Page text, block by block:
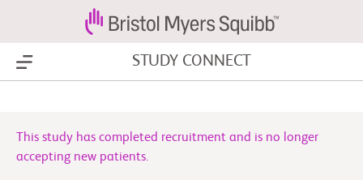
Show Menu STUDY CONNECT
This study has completed recruitment and is no longer
accepting new patients.